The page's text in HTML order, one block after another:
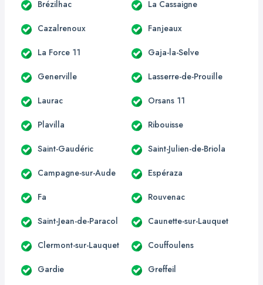
Brézilhac La Cassaigne
Cazalrenoux Fanjeaux
La Force 11 Gaja-la-Selve
Generville Lasserre-de-Prouille
Laurac Orsans 11
Plavilla Ribouisse
Saint-Gaudéric Saint-Julien-de-Briola
Campagne-sur-Aude Espéraza
Fa Rouvenac
Saint-Jean-de-Paracol Caunette-sur-Lauquet
Clermont-sur-Lauquet Couffoulens
Gardie Greffeil